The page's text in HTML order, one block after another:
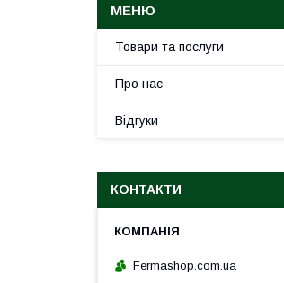
Товари та послуги
Про нас
Відгуки
КОНТАКТИ
Fermashop.com.ua